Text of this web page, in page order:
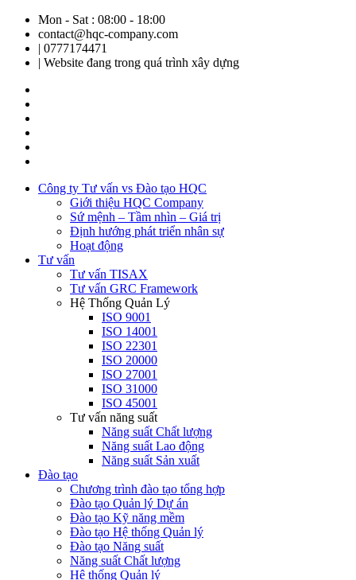
Mon - Sat : 08:00 - 18:00
contact@hqc-company.com
| 0777174471
| Website đang trong quá trình xây dựng
Công ty Tư vấn vs Đào tạo HQC
Giới thiệu HQC Company
Sứ mệnh – Tầm nhìn – Giá trị
Định hướng phát triển nhân sự
Hoạt động
Tư vấn
Tư vấn TISAX
Tư vấn GRC Framework
Hệ Thống Quản Lý
ISO 9001
ISO 14001
ISO 22301
ISO 20000
ISO 27001
ISO 31000
ISO 45001
Tư vấn năng suất
Năng suất Chất lượng
Năng suất Lao động
Năng suất Sản xuất
Đào tạo
Chương trình đào tạo tổng hợp
Đào tạo Quản lý Dự án
Đào tạo Kỹ năng mềm
Đào tạo Hệ thống Quản lý
Đào tạo Năng suất
Năng suất Chất lượng
Hệ thống Quản lý